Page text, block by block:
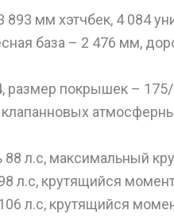
893 мм хэтчбек, 4 084
база – 2 476 мм,
размер покрышек –
л.с, максимальный
л.с, крутящийся
л.с, крутящийся